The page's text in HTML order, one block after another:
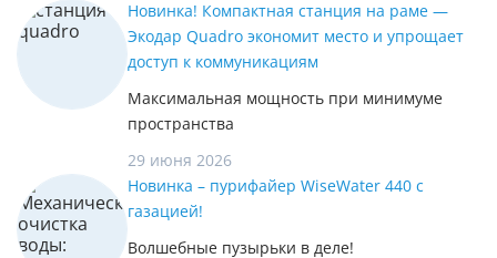
Новинка! Компактная станция на раме —
Экодар Quadro экономит место и упрощает
доступ к коммуникациям
Максимальная мощность при минимуме
пространства
29 июня 2026
Новинка – пурифайер WiseWater 440 с
газацией!
Волшебные пузырьки в деле!